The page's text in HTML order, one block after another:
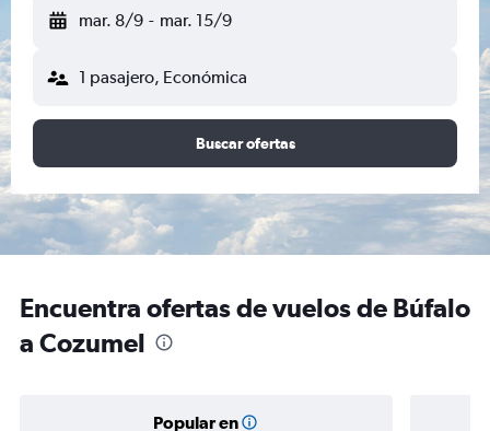
mar. 8/9 - mar. 15/9
1 pasajero, Económica
Buscar ofertas
Encuentra ofertas de vuelos de Búfalo
a Cozumel
Popular en